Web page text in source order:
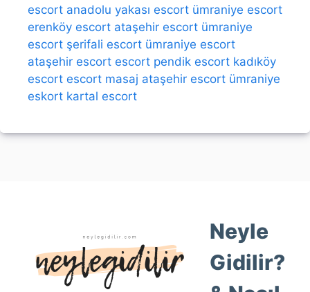
escort anadolu yakası escort ümraniye escort
erenköy escort ataşehir escort ümraniye
escort şerifali escort ümraniye escort
ataşehir escort escort pendik escort kadıköy
escort escort masaj ataşehir escort ümraniye
eskort kartal escort
Neyle
Gidilir?